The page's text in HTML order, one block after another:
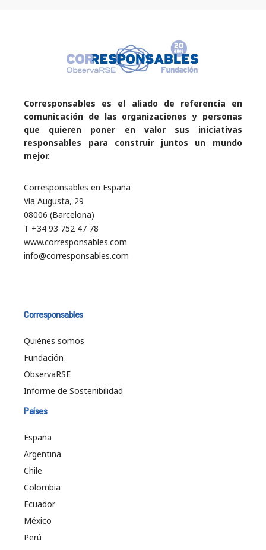
Corresponsables es el aliado de referencia en
comunicación de las organizaciones y personas
que quieren poner en valor sus iniciativas
responsables para construir juntos un mundo
mejor.
Corresponsables en España
Vía Augusta, 29
08006 (Barcelona)
T +34 93 752 47 78
www.corresponsables.com
info@corresponsables.com
Corresponsables
Quiénes somos
Fundación
ObservaRSE
Informe de Sostenibilidad
Países
España
Argentina
Chile
Colombia
Ecuador
México
Perú